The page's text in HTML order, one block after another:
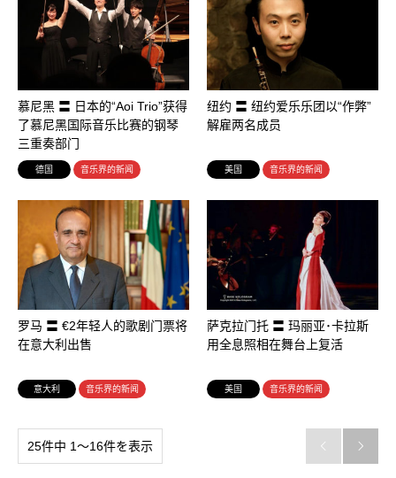
慕尼黑 〓 日本的“Aoi Trio”获得
了慕尼黑国际音乐比赛的钢琴
三重奏部门
德国 音乐界的新闻
纽约 〓 纽约爱乐乐团以“作弊”
解雇两名成员
美国 音乐界的新闻
罗马 〓 €2年轻人的歌剧门票将
在意大利出售
意大利 音乐界的新闻
萨克拉门托 〓 玛丽亚･卡拉斯
用全息照相在舞台上复活
美国 音乐界的新闻
25件中 1〜16件を表示  